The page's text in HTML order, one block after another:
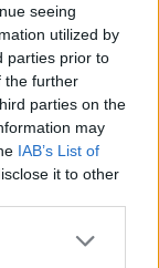
seeing
utilized by
parties prior to
the further
parties on the
may
IAB’s List of
it to other
0 - 0
1 - 2%
0 - 0%